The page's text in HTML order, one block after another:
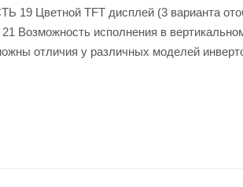
19 Цветной TFT дисплей (3 варианта
Возможность исполнения в
отличия у различных моделей